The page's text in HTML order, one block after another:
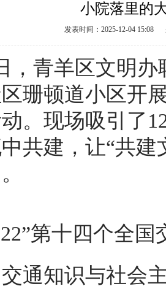
小院落里的
发表时间：2025-12-04 15:08
青羊区文明办
珊顿道小区开
。现场吸引了
共建，让“共
第十四个全国
通知识与社会